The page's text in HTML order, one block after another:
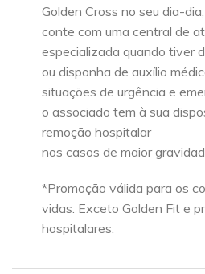
Golden Cross no seu dia-
conte com uma central de
especializada quando tiver
ou disponha de auxílio
situações de urgência e
o associado tem à sua
remoção hospitalar
nos casos de maior
*Promoção válida para os
vidas. Exceto Golden Fit e
hospitalares.